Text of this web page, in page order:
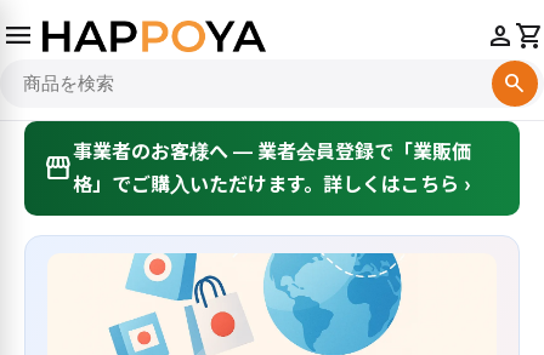
menu
search
personshopping_cart
storefront事業者のお客様へ — 業者会員登録で「業販価
格」でご購入いただけます。詳しくはこちら ›